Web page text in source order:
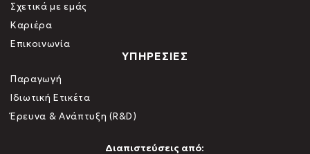
Σχετικά με εμάς
Καριέρα
Επικοινωνία
ΥΠΗΡΕΣΙΕΣ
Παραγωγή
Ιδιωτική Ετικέτα
Έρευνα & Ανάπτυξη (R&D)
Διαπιστεύσεις από: